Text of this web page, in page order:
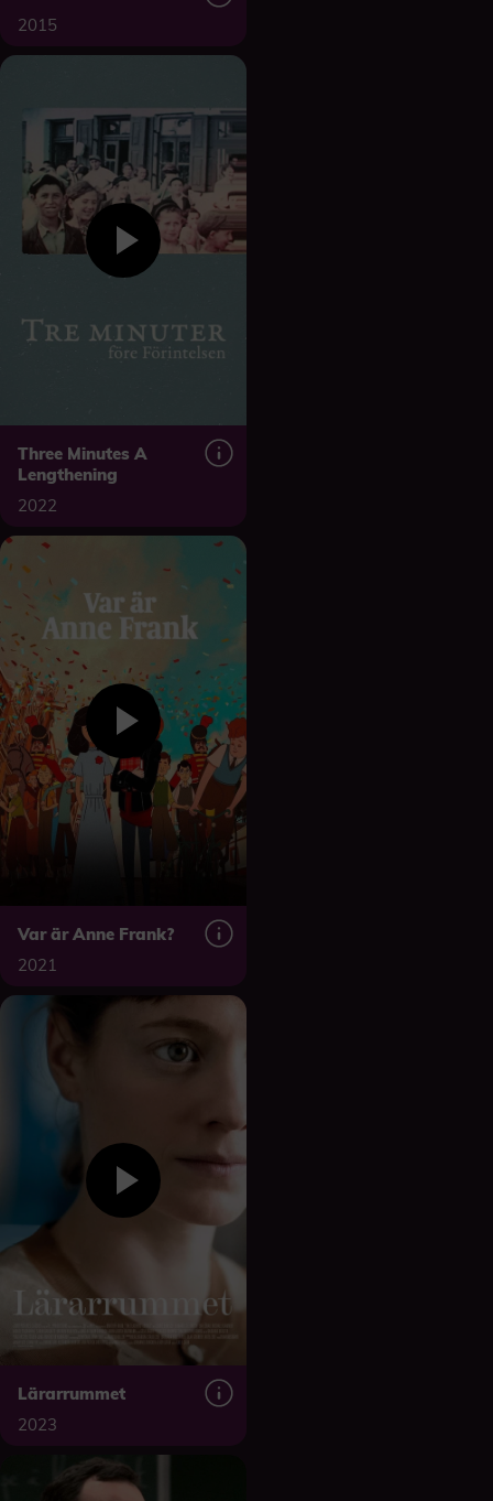
2015
Three Minutes A
Lengthening
2022
Var är Anne Frank?
2021
Lärarrummet
2023